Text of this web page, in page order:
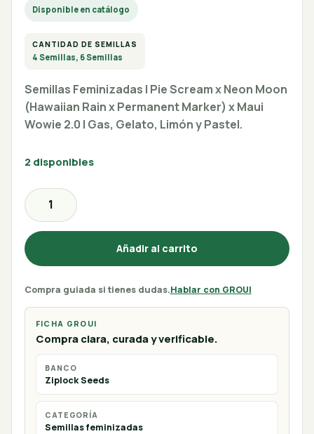
Disponible en catálogo
CANTIDAD DE SEMILLAS
4 Semillas, 6 Semillas
Semillas Feminizadas | Pie Scream x Neon Moon
(Hawaiian Rain x Permanent Marker) x Maui
Wowie 2.0 | Gas, Gelato, Limón y Pastel.
2 disponibles
Añadir al carrito
Compra guiada si tienes dudas.Hablar con GROUI
FICHA GROUI
Compra clara, curada y verificable.
BANCO
Ziplock Seeds
CATEGORÍA
Semillas feminizadas